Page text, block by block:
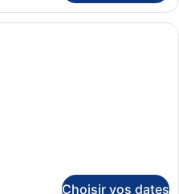
Matelas Select Comfort, coffres-
Choisir vos dates